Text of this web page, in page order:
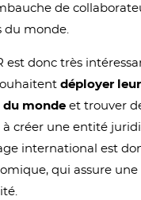
de
du monde.
est donc très
déployer
du monde et trouver
à créer une entité
international est
qui assure